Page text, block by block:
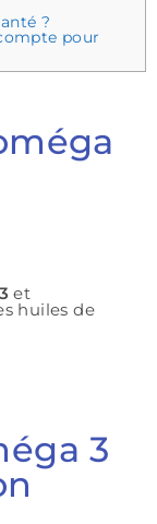
?
pour
et
huiles de
3